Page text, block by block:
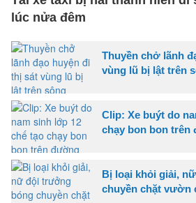
lúc nửa đêm
Thuyền chở lãnh
vùng lũ bị lật trên
Clip: Xe buýt do
chạy bon bon trên
Bị loại khỏi giải,
chuyền chặt vườn